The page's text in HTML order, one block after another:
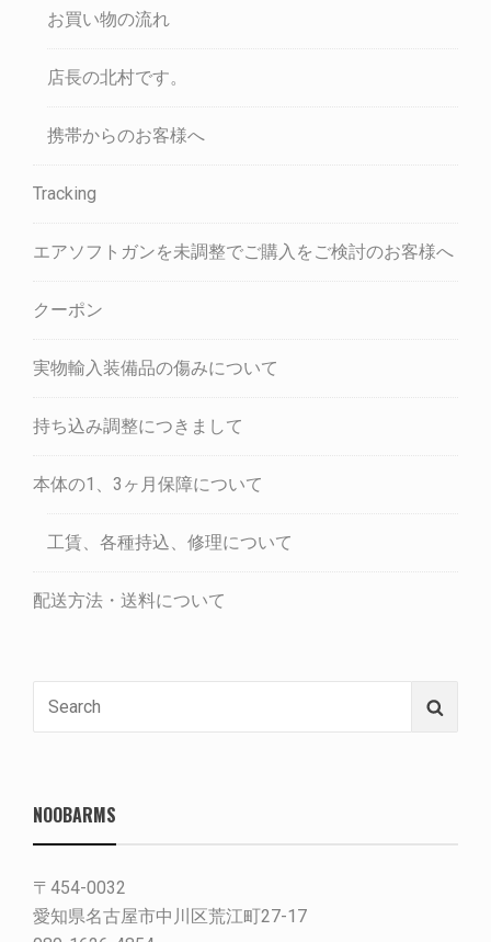
お買い物の流れ
店長の北村です。
携帯からのお客様へ
Tracking
エアソフトガンを未調整でご購入をご検討のお客様へ
クーポン
実物輸入装備品の傷みについて
持ち込み調整につきまして
本体の1、3ヶ月保障について
工賃、各種持込、修理について
配送方法・送料について
NOOBARMS
〒454-0032
愛知県名古屋市中川区荒江町27-17